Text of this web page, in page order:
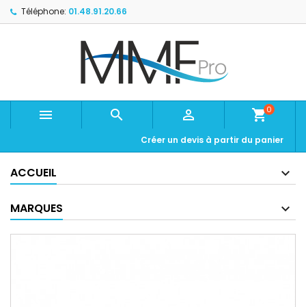
Téléphone: 01.48.91.20.66
   shopping_cart0
Créer un devis à partir du panier
ACCUEIL
MARQUES